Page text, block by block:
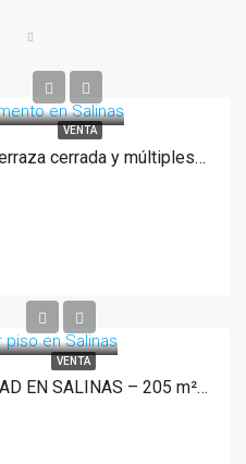
VENTA
¡Piso de 100 m² con gran terraza cerrada y múltiples posibilidades!
VENTA
¡¡¡EXCLUSIVA OPORTUNIDAD EN SALINAS – 205 m² EN PLENA CALLE PRINCIPAL!!!